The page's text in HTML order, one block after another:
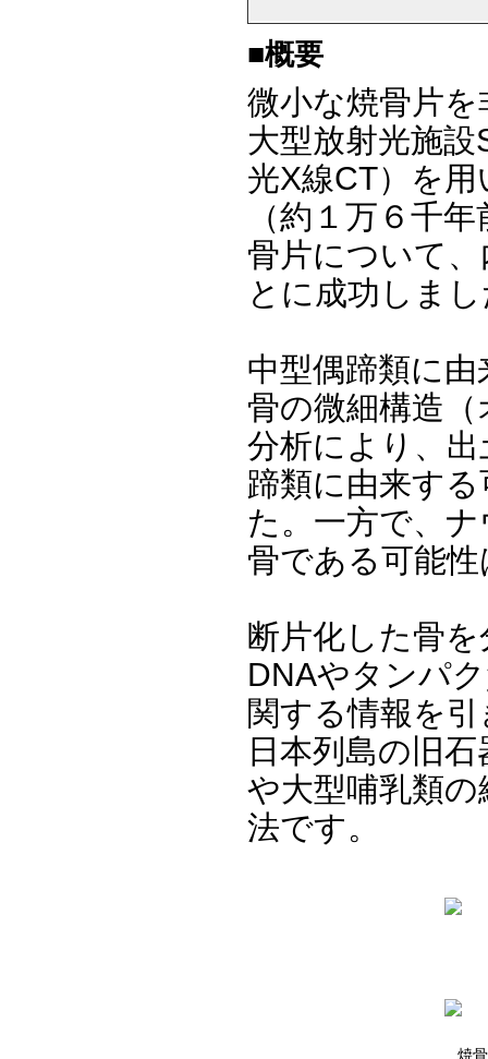
■概要
微小な焼骨片
大型放射光施
光X線CT）を
（約１万６千
骨片について
とに成功しま
中型偶蹄類に
骨の微細構造
分析により、
蹄類に由来す
た。一方で、
骨である可能
断片化した骨
DNAやタンパ
関する情報を
日本列島の旧
や大型哺乳類
法です。
焼